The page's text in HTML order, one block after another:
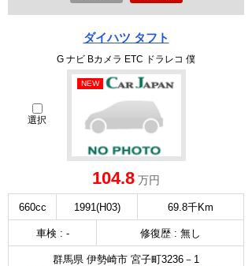
ダイハツ タフト
G ナビ Bカメラ ETC ドラレコ 僕
選択
NEW
104.8 万円
660cc 1991(H03) 69.8千Km
車検 : - 修復歴 : 無し
群馬県 伊勢崎市 宮子町3236－1